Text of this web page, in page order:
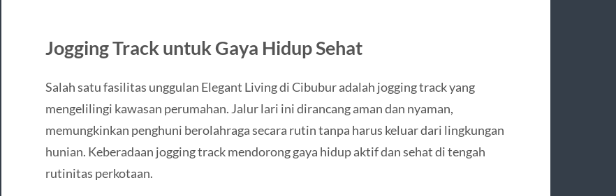
Jogging Track untuk Gaya Hidup Sehat
Salah satu fasilitas unggulan Elegant Living di Cibubur adalah jogging track yang
mengelilingi kawasan perumahan. Jalur lari ini dirancang aman dan nyaman,
memungkinkan penghuni berolahraga secara rutin tanpa harus keluar dari lingkungan
hunian. Keberadaan jogging track mendorong gaya hidup aktif dan sehat di tengah
rutinitas perkotaan.